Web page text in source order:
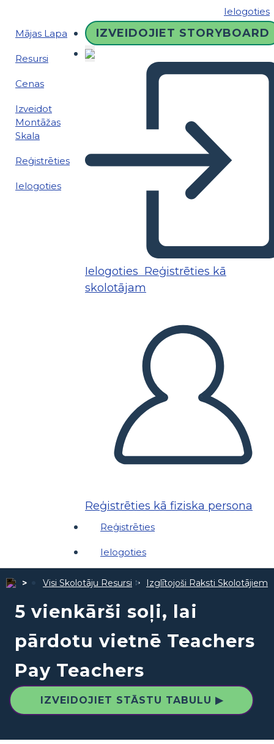
Ielogoties
Mājas Lapa
Resursi
Cenas
Izveidot
Montāžas
Skala
Reģistrēties
Ielogoties
IZVEIDOJIET STORYBOARD
Ielogoties Reģistrēties kā
skolotājam
Reģistrēties kā fiziska persona
Reģistrēties
Ielogoties
Visi Skolotāju Resursi Izglītojoši Raksti Skolotājiem
5 vienkārši soļi, lai
pārdotu vietnē Teachers
Pay Teachers
IZVEIDOJIET STĀSTU TABULU ▶